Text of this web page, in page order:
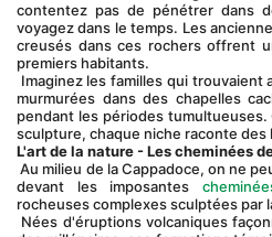
contentez pas de pénétrer dans
voyagez dans le temps. Les
creusés dans ces rochers offrent
premiers habitants.
murmurées dans des chapelles
pendant les périodes tumultueuses.
sculpture, chaque niche raconte des
L'art de la nature - Les cheminées
Au milieu de la Cappadoce, on ne peut s'empêcher de s'émerveiller
devant les imposantes
rocheuses complexes sculptées par